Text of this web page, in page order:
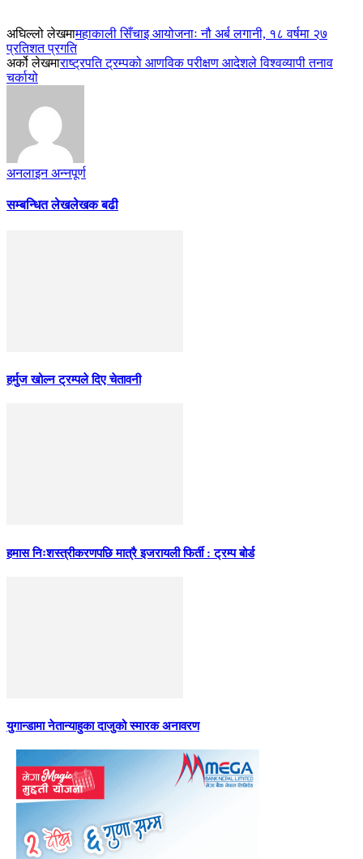
अघिल्लो लेखमामहाकाली सिँचाइ आयोजनाः नौ अर्ब लगानी, १८ वर्षमा २७
प्रतिशत प्रगति
अर्को लेखमाराष्ट्रपति ट्रम्पको आणविक परीक्षण आदेशले विश्वव्यापी तनाव
चर्कायो
अनलाइन अन्नपूर्ण
सम्बन्धित लेखलेखक बढी
हर्मुज खोल्न ट्रम्पले दिए चेतावनी
हमास निःशस्त्रीकरणपछि मात्रै इजरायली फिर्ती : ट्रम्प बोर्ड
युगान्डामा नेतान्याहुका दाजुको स्मारक अनावरण